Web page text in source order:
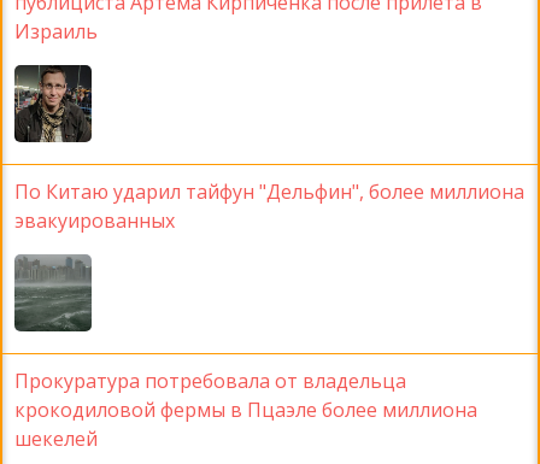
Израиль
По Китаю ударил тайфун "Дельфин", более миллиона
эвакуированных
Прокуратура потребовала от владельца
крокодиловой фермы в Пцаэле более миллиона
шекелей